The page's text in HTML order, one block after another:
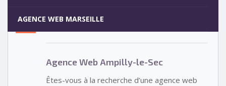
AGENCE WEB MARSEILLE
Votre site internet pour 29€
Agence Web Ampilly-le-Sec
Êtes-vous à la recherche d’une agence web